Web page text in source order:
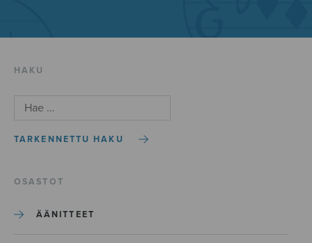
HAKU
TARKENNETTU HAKU
OSASTOT
ÄÄNITTEET